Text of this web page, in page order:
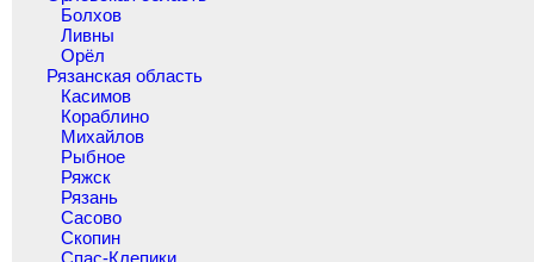
Болхов
Ливны
Орёл
Рязанская область
Касимов
Кораблино
Михайлов
Рыбное
Ряжск
Рязань
Сасово
Скопин